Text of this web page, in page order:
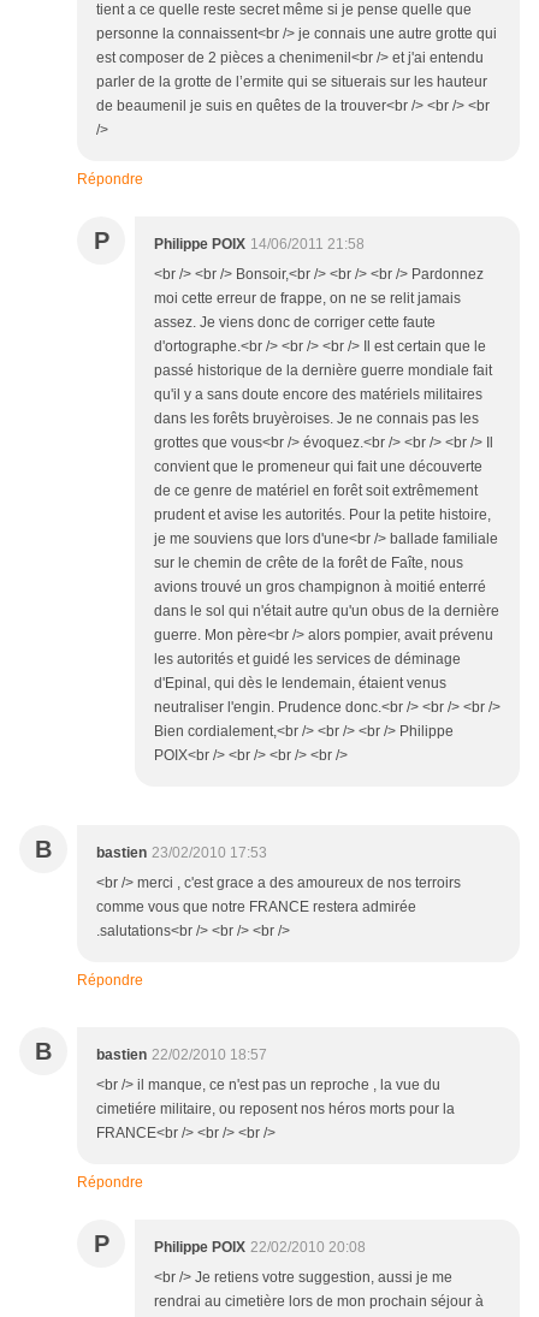
tient a ce quelle reste secret même si je pense quelle que
personne la connaissent<br /> je connais une autre grotte qui
est composer de 2 pièces a chenimenil<br /> et j'ai entendu
parler de la grotte de l’ermite qui se situerais sur les hauteur
de beaumenil je suis en quêtes de la trouver<br /> <br /> <br
/>
Répondre
P Philippe POIX 14/06/2011 21:58
<br /> <br /> Bonsoir,<br /> <br /> <br /> Pardonnez
moi cette erreur de frappe, on ne se relit jamais
assez. Je viens donc de corriger cette faute
d'ortographe.<br /> <br /> <br /> Il est certain que le
passé historique de la dernière guerre mondiale fait
qu'il y a sans doute encore des matériels militaires
dans les forêts bruyèroises. Je ne connais pas les
grottes que vous<br /> évoquez.<br /> <br /> <br /> Il
convient que le promeneur qui fait une découverte
de ce genre de matériel en forêt soit extrêmement
prudent et avise les autorités. Pour la petite histoire,
je me souviens que lors d'une<br /> ballade familiale
sur le chemin de crête de la forêt de Faîte, nous
avions trouvé un gros champignon à moitié enterré
dans le sol qui n'était autre qu'un obus de la dernière
guerre. Mon père<br /> alors pompier, avait prévenu
les autorités et guidé les services de déminage
d'Epinal, qui dès le lendemain, étaient venus
neutraliser l'engin. Prudence donc.<br /> <br /> <br />
Bien cordialement,<br /> <br /> <br /> Philippe
POIX<br /> <br /> <br /> <br />
B bastien 23/02/2010 17:53
<br /> merci , c'est grace a des amoureux de nos terroirs
comme vous que notre FRANCE restera admirée
.salutations<br /> <br /> <br />
Répondre
B bastien 22/02/2010 18:57
<br /> il manque, ce n'est pas un reproche , la vue du
cimetiére militaire, ou reposent nos héros morts pour la
FRANCE<br /> <br /> <br />
Répondre
P Philippe POIX 22/02/2010 20:08
<br /> Je retiens votre suggestion, aussi je me
rendrai au cimetière lors de mon prochain séjour à